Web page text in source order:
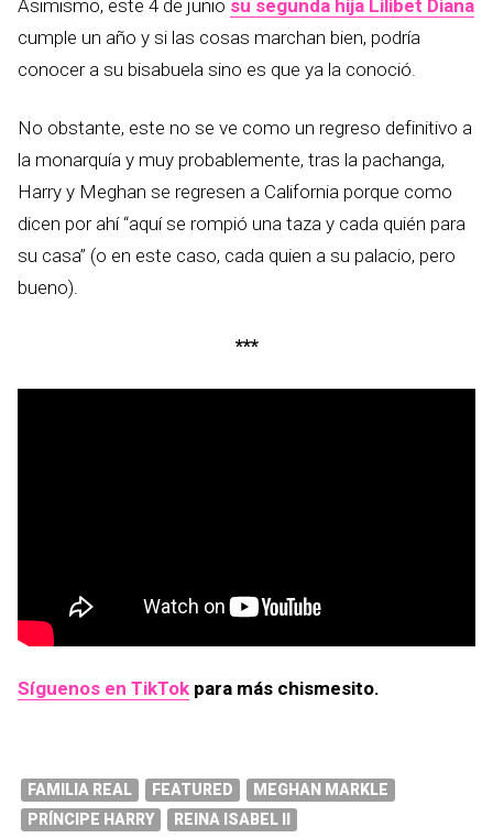
Asimismo, este 4 de junio su segunda hija Lilibet Diana
cumple un año y si las cosas marchan bien, podría
conocer a su bisabuela sino es que ya la conoció.
No obstante, este no se ve como un regreso definitivo a
la monarquía y muy probablemente, tras la pachanga,
Harry y Meghan se regresen a California porque como
dicen por ahí “aquí se rompió una taza y cada quién para
su casa” (o en este caso, cada quien a su palacio, pero
bueno).
***
Síguenos en TikTok para más chismesito.
FAMILIA REAL FEATURED
MEGHAN MARKLE
PRÍNCIPE HARRY
REINA ISABEL II